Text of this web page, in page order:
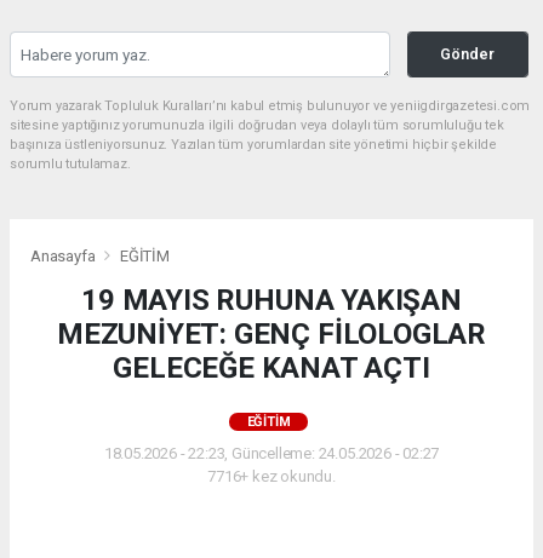
Gönder
Yorum yazarak Topluluk Kuralları’nı kabul etmiş bulunuyor ve yeniigdirgazetesi.com
sitesine yaptığınız yorumunuzla ilgili doğrudan veya dolaylı tüm sorumluluğu tek
başınıza üstleniyorsunuz. Yazılan tüm yorumlardan site yönetimi hiçbir şekilde
sorumlu tutulamaz.
Anasayfa EĞİTİM
19 MAYIS RUHUNA YAKIŞAN
MEZUNİYET: GENÇ FİLOLOGLAR
GELECEĞE KANAT AÇTI
EĞİTİM
18.05.2026 - 22:23, Güncelleme: 24.05.2026 - 02:27
7716+ kez okundu.